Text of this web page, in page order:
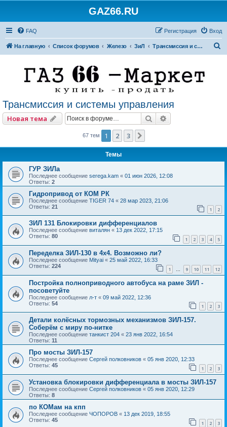
GAZ66.RU
FAQ Вход
Регистрация
На главную Список форумов Железо ЗиЛ Трансмиссия и системы управления
Трансмиссия и системы управления
Новая тема Поиск
67 тем 1 2 3
Темы
ГУР ЗИЛа
Последнее сообщение serega.kam « 01 июн 2026, 12:08
Ответы: 2
Гидропривод от КОМ РК
Последнее сообщение TIGER 74 « 28 мар 2023, 21:06
Ответы: 21 1 2
ЗИЛ 131 Блокировки дифференциалов
Последнее сообщение виталян « 13 дек 2022, 17:15
Ответы: 80 1 2 3 4 5
Переделка ЗИЛ-130 в 4х4. Возможно ли?
Последнее сообщение Mityai « 25 май 2022, 16:33
Ответы: 224 1 … 9 10 11 12
Постройка полноприводного автобуса на раме ЗИЛ -
посоветуйте
Последнее сообщение л-т « 09 май 2022, 12:36
Ответы: 54 1 2 3
Детали колёсных тормозных механизмов ЗИЛ-157.
Соберём с миру по-нитке
Последнее сообщение танкист 204 « 23 янв 2022, 16:54
Ответы: 11
Про мосты ЗИЛ-157
Последнее сообщение Сергей полковников « 05 янв 2020, 12:33
Ответы: 45 1 2 3
Установка блокировки дифференциала в мосты ЗИЛ-157
Последнее сообщение Сергей полковников « 05 янв 2020, 12:29
Ответы: 8
по КОМам на кпп
Последнее сообщение ЧОПОРОВ « 13 дек 2019, 18:55
Ответы: 45 1 2 3